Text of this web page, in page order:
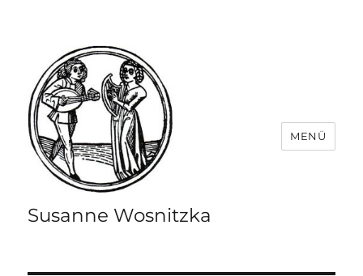
Susanne Wosnitzka
MENÜ